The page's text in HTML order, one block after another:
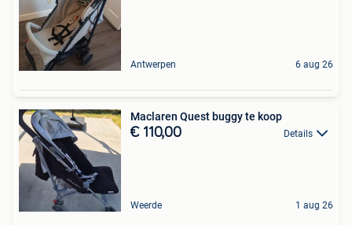
Antwerpen 6 aug 26
Maclaren Quest buggy te koop
€ 110,00 Details
Weerde 1 aug 26